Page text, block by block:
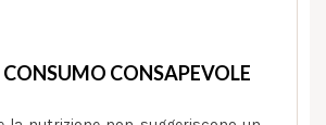
CONSUMO CONSAPEVOLE